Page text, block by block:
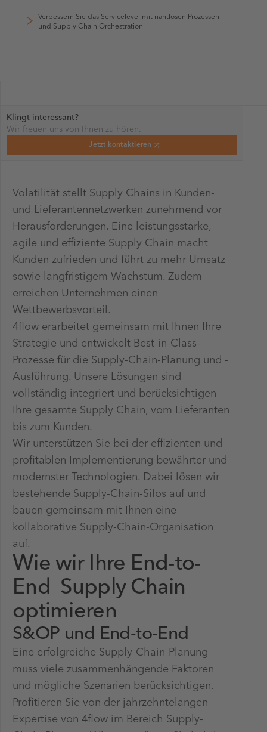
Verbessern Sie das Servicelevel mit nahtlosen Prozessen
und Supply Chain Orchestration
Volatilität stellt Supply Chains in Kunden-
und Lieferantennetzwerken zunehmend vor
Herausforderungen. Eine leistungsstarke,
agile und effiziente Supply Chain macht
Kunden zufrieden und führt zu mehr Umsatz
sowie langfristigem Wachstum. Zudem
erreichen Unternehmen einen
Wettbewerbsvorteil.
4flow erarbeitet gemeinsam mit Ihnen Ihre
Strategie und entwickelt Best-in-Class-
Prozesse für die Supply-Chain-Planung und -
Ausführung. Unsere Lösungen sind
vollständig integriert und berücksichtigen
Ihre gesamte Supply Chain, vom Lieferanten
bis zum Kunden.
Wir unterstützen Sie bei der effizienten und
profitablen Implementierung bewährter und
modernster Technologien. Dabei lösen wir
bestehende Supply-Chain-Silos auf und
bauen gemeinsam mit Ihnen eine
kollaborative Supply-Chain-Organisation
auf.
Wie wir Ihre End-to-
End Supply Chain
optimieren
S&OP und End-to-End
Eine erfolgreiche Supply-Chain-Planung
muss viele zusammenhängende Faktoren
und mögliche Szenarien berücksichtigen.
Profitieren Sie von der jahrzehntelangen
Expertise von 4flow im Bereich Supply-
Klingt interessant?
Wir freuen uns von Ihnen zu hören.
Jetzt kontaktieren